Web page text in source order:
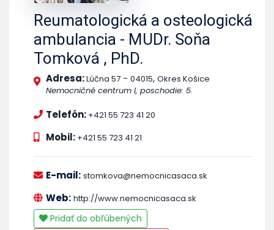
Reumatologická a osteologická
ambulancia - MUDr. Soňa
Tomková , PhD.
Adresa:Lúčna 57 - 04015, Okres Košice
Nemocničné centrum I, poschodie: 5.
Telefón: +421 55 723 41 20
Mobil: +421 55 723 41 21
E-mail: stomkova@nemocnicasaca.sk
Web: http://www.nemocnicasaca.sk
Pridať do obľúbených